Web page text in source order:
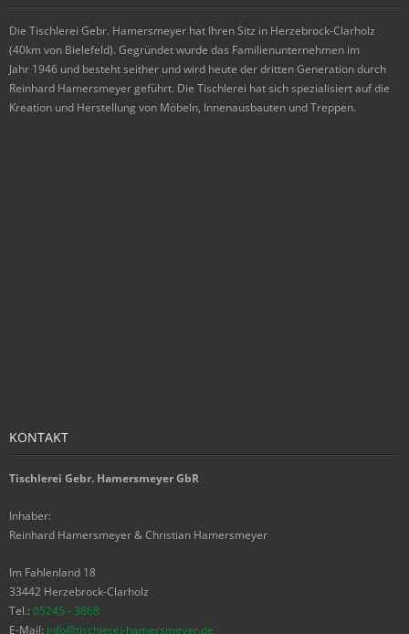
Die Tischlerei Gebr. Hamersmeyer hat Ihren Sitz in Herzebrock-Clarholz
(40km von Bielefeld). Gegründet wurde das Familienunternehmen im
Jahr 1946 und besteht seither und wird heute der dritten Generation durch
Reinhard Hamersmeyer geführt. Die Tischlerei hat sich spezialisiert auf die
Kreation und Herstellung von Möbeln, Innenausbauten und Treppen.
KONTAKT
Tischlerei Gebr. Hamersmeyer GbR
Inhaber:
Reinhard Hamersmeyer & Christian Hamersmeyer
Im Fahlenland 18
33442 Herzebrock-Clarholz
Tel.: 05245 - 3868
E-Mail: info@tischlerei-hamersmeyer.de